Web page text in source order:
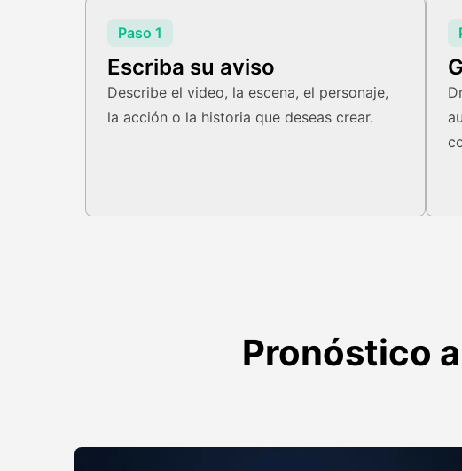
Paso 1
Escriba su aviso
Describe el video, la escena, el personaje,
la acción o la historia que deseas crear.
Pronóstico